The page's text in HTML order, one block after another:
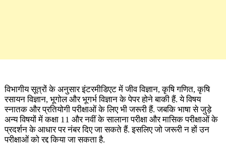
विभागीय सूत्रों के अनुसार इंटरमीडिएट में जीव विज्ञान, कृषि गणित, कृषि
रसायन विज्ञान, भूगोल और भूगर्भ विज्ञान के पेपर होने बाकी हैं. ये विषय
स्नातक और प्रतियोगी परीक्षाओं के लिए भी जरूरी हैं. जबकि भाषा से जुड़े
अन्य विषयों में कक्षा 11 और नवीं के सालाना परीक्षा और मासिक परीक्षाओं के
प्रदर्शन के आधार पर नंबर दिए जा सकते हैं. इसलिए जो जरूरी न हों उन
परीक्षाओं को रद्द किया जा सकता है.